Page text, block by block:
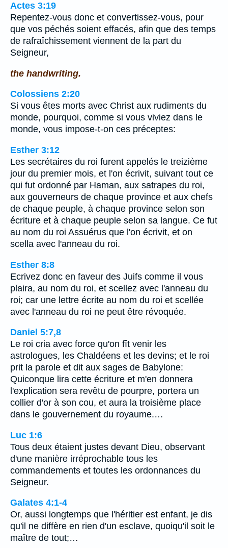
Actes 3:19
Repentez-vous donc et convertissez-vous, pour
que vos péchés soient effacés, afin que des temps
de rafraîchissement viennent de la part du
Seigneur,
the handwriting.
Colossiens 2:20
Si vous êtes morts avec Christ aux rudiments du
monde, pourquoi, comme si vous viviez dans le
monde, vous impose-t-on ces préceptes:
Esther 3:12
Les secrétaires du roi furent appelés le treizième
jour du premier mois, et l'on écrivit, suivant tout ce
qui fut ordonné par Haman, aux satrapes du roi,
aux gouverneurs de chaque province et aux chefs
de chaque peuple, à chaque province selon son
écriture et à chaque peuple selon sa langue. Ce fut
au nom du roi Assuérus que l'on écrivit, et on
scella avec l'anneau du roi.
Esther 8:8
Ecrivez donc en faveur des Juifs comme il vous
plaira, au nom du roi, et scellez avec l'anneau du
roi; car une lettre écrite au nom du roi et scellée
avec l'anneau du roi ne peut être révoquée.
Daniel 5:7,8
Le roi cria avec force qu'on fît venir les
astrologues, les Chaldéens et les devins; et le roi
prit la parole et dit aux sages de Babylone:
Quiconque lira cette écriture et m'en donnera
l'explication sera revêtu de pourpre, portera un
collier d'or à son cou, et aura la troisième place
dans le gouvernement du royaume.…
Luc 1:6
Tous deux étaient justes devant Dieu, observant
d'une manière irréprochable tous les
commandements et toutes les ordonnances du
Seigneur.
Galates 4:1-4
Or, aussi longtemps que l'héritier est enfant, je dis
qu'il ne diffère en rien d'un esclave, quoiqu'il soit le
maître de tout;…